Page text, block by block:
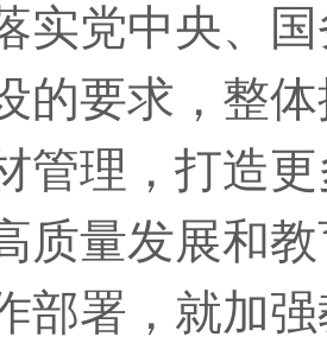
实党中央、
的要求，整
管理，打造
质量发展和
部署，就加